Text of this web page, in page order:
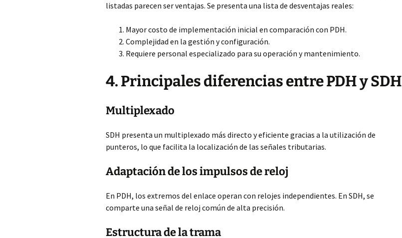
listadas parecen ser ventajas. Se presenta una lista de desventajas reales:
Mayor costo de implementación inicial en comparación con PDH.
Complejidad en la gestión y configuración.
Requiere personal especializado para su operación y mantenimiento.
4. Principales diferencias entre PDH y SDH
Multiplexado
SDH presenta un multiplexado más directo y eficiente gracias a la utilización de
punteros, lo que facilita la localización de las señales tributarias.
Adaptación de los impulsos de reloj
En PDH, los extremos del enlace operan con relojes independientes. En SDH, se
comparte una señal de reloj común de alta precisión.
Estructura de la trama